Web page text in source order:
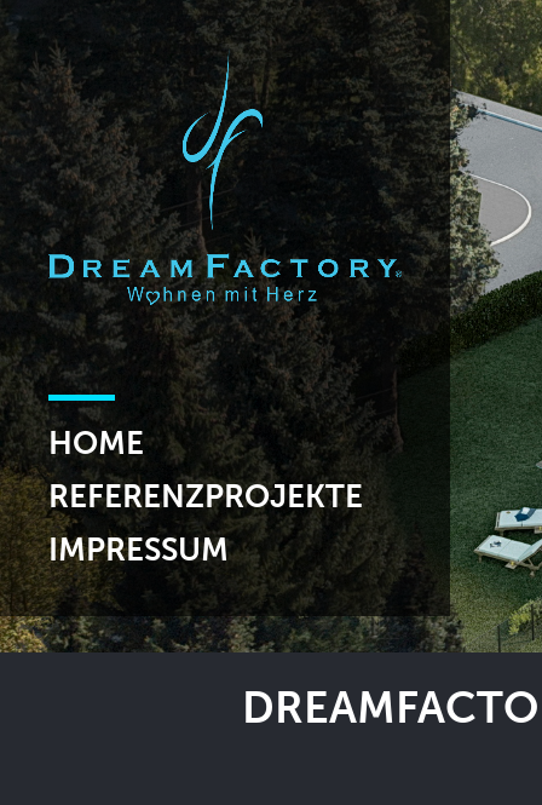
HOME
REFERENZPROJEKTE
IMPRESSUM